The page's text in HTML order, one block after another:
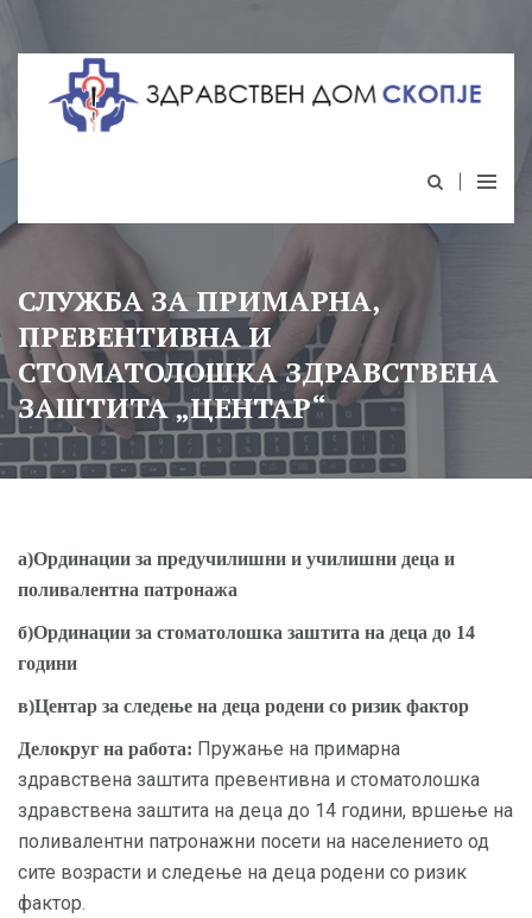
СЛУЖБА ЗА ПРИМАРНА,
ПРЕВЕНТИВНА И
СТОМАТОЛОШКА ЗДРАВСТВЕНА
ЗАШТИТА „ЦЕНТАР“
а)Ординации за предучилишни и училишни деца и
поливалентна патронажа
б)Ординации за стоматолошка заштита на деца до 14
години
в)Центар за следење на деца родени со ризик фактор
Делокруг на работа: Пружање на примарна
здравствена заштита превентивна и стоматолошка
здравствена заштита на деца до 14 години, вршење на
поливалентни патронажни посети на населението од
сите возрасти и следење на деца родени со ризик
фактор.